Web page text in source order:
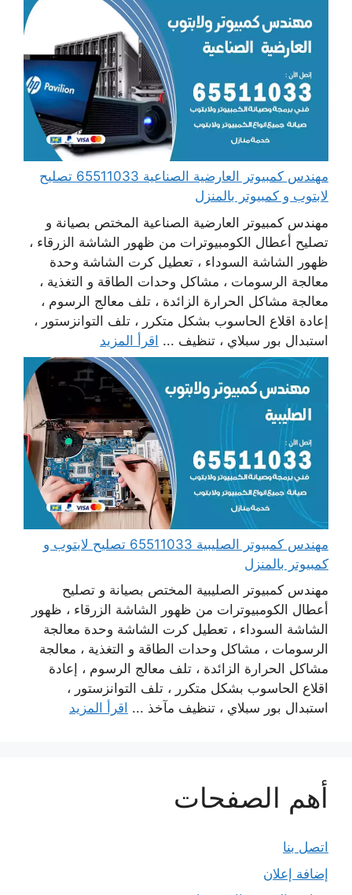
مهندس كمبيوتر العارضية الصناعية 65511033 تصليح
لابتوب و كمبيوتر بالمنزل
مهندس كمبيوتر العارضية الصناعية المختص بصيانة و
تصليح أعطال الكومبيوترات من ظهور الشاشة الزرقاء ،
ظهور الشاشة السوداء ، تعطيل كرت الشاشة وحدة
معالجة الرسومات ، مشاكل وحدات الطاقة و التغذية ،
معالجة مشاكل الحرارة الزائدة ، تلف معالج الرسوم ،
إعادة اقلاع الحاسوب بشكل متكرر ، تلف التوانزستور ،
استبدال بور سبلاي ، تنظيف ... اقرأ المزيد
مهندس كمبيوتر الصليبية 65511033 تصليح لابتوب و
كمبيوتر بالمنزل
مهندس كمبيوتر الصليبية المختص بصيانة و تصليح
أعطال الكومبيوترات من ظهور الشاشة الزرقاء ، ظهور
الشاشة السوداء ، تعطيل كرت الشاشة وحدة معالجة
الرسومات ، مشاكل وحدات الطاقة و التغذية ، معالجة
مشاكل الحرارة الزائدة ، تلف معالج الرسوم ، إعادة
اقلاع الحاسوب بشكل متكرر ، تلف التوانزستور ،
استبدال بور سبلاي ، تنظيف مآخذ ... اقرأ المزيد
أهم الصفحات
اتصل بنا
إضافة إعلان